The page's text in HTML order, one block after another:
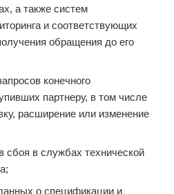
а также систем
и соответствующих
обращения до его
конечного
партнеру, в том числе
расширение или изменение
сбоя в службах технической
о спецификации и